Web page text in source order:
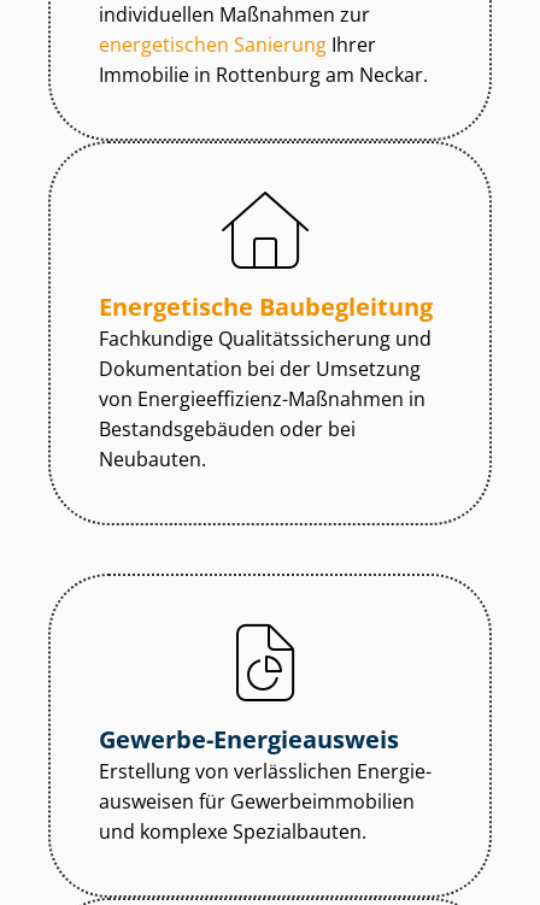
individuellen Maßnahmen zur
energetischen Sanierung Ihrer
Immobilie in Rottenburg am Neckar.
Energetische Baubegleitung
Fachkundige Qua­li­täts­si­che­rung und
Dokumentation bei der Umsetzung
von En­er­gie­ef­fi­zi­enz-Maßnahmen in
Be­stands­ge­bäu­den oder bei
Neubauten.
Gewerbe-Energieausweis
Erstellung von verlässlichen En­er­gie­
aus­wei­sen für Ge­wer­be­im­mo­bi­li­en
und komplexe Spezialbauten.